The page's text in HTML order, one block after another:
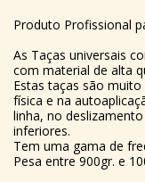
Produto Profissional
As Taças universais
com material de alta
Estas taças são
física e na
linha, no
inferiores.
Tem uma gama de
Pesa entre 900gr. e